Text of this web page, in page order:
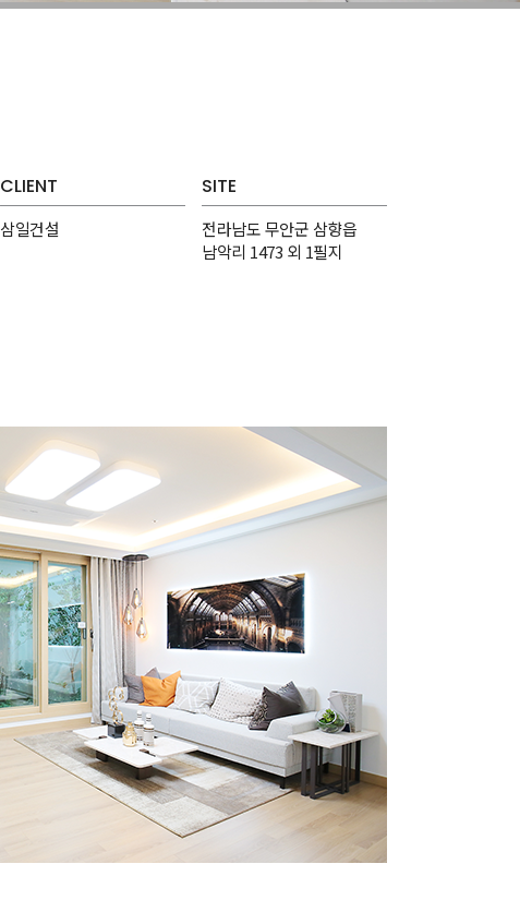
CLIENT
삼일건설
SITE
전라남도 무안군 삼향읍
남악리 1473 외 1필지